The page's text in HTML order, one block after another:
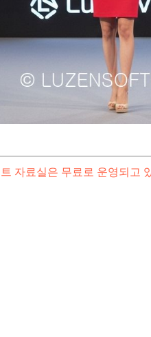
자료실은 무료로 운영되고